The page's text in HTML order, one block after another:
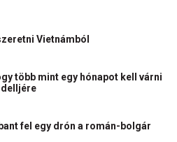
Vietnámból
több mint egy hónapot kell várni
fel egy drón a román-bolgár